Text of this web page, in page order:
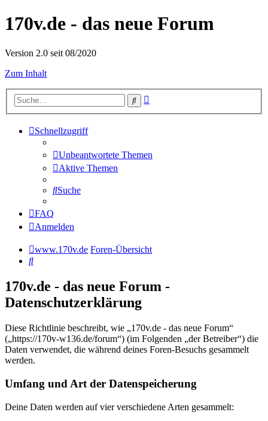
170v.de - das neue Forum
Version 2.0 seit 08/2020
Zum Inhalt
Suche
Schnellzugriff
Unbeantwortete Themen
Aktive Themen
Suche
FAQ
Anmelden
www.170v.de Foren-Übersicht
Suche
170v.de - das neue Forum -
Datenschutzerklärung
Diese Richtlinie beschreibt, wie „170v.de - das neue Forum“
(„https://170v-w136.de/forum“) (im Folgenden „der Betreiber“) die
Daten verwendet, die während deines Foren-Besuchs gesammelt
werden.
Umfang und Art der Datenspeicherung
Deine Daten werden auf vier verschiedene Arten gesammelt: